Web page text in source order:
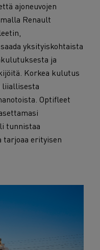
ajoneuvojen
Renault
yksityiskohtaista
ja
Korkea kulutus
liiallisesta
Optifleet
tunnistaa
tarjoaa erityisen